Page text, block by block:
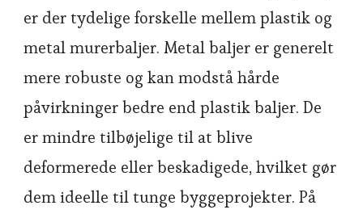
er der tydelige forskelle mellem plastik og
metal murerbaljer. Metal baljer er generelt
mere robuste og kan modstå hårde
påvirkninger bedre end plastik baljer. De
er mindre tilbøjelige til at blive
deformerede eller beskadigede, hvilket gør
dem ideelle til tunge byggeprojekter. På